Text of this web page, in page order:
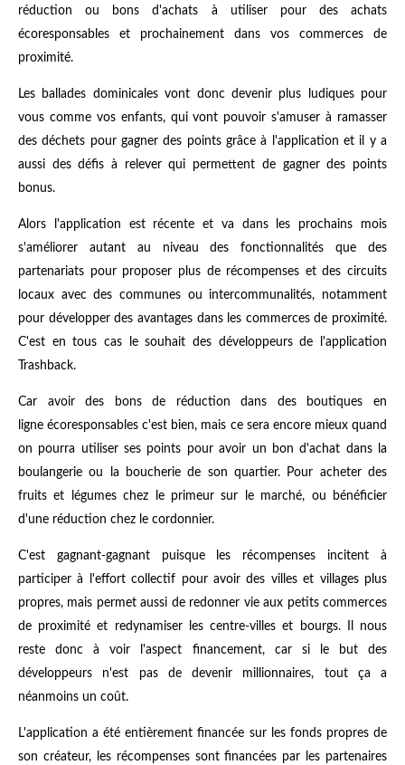
réduction ou bons d'achats à utiliser pour des achats
écoresponsables et prochainement dans vos commerces de
proximité.
Les ballades dominicales vont donc devenir plus ludiques pour
vous comme vos enfants, qui vont pouvoir s'amuser à ramasser
des déchets pour gagner des points grâce à l'application et il y a
aussi des défis à relever qui permettent de gagner des points
bonus.
Alors l'application est récente et va dans les prochains mois
s'améliorer autant au niveau des fonctionnalités que des
partenariats pour proposer plus de récompenses et des circuits
locaux avec des communes ou intercommunalités, notamment
pour développer des avantages dans les commerces de proximité.
C'est en tous cas le souhait des développeurs de l'application
Trashback.
Car avoir des bons de réduction dans des boutiques en
ligne écoresponsables c'est bien, mais ce sera encore mieux quand
on pourra utiliser ses points pour avoir un bon d'achat dans la
boulangerie ou la boucherie de son quartier. Pour acheter des
fruits et légumes chez le primeur sur le marché, ou bénéficier
d'une réduction chez le cordonnier.
C'est gagnant-gagnant puisque les récompenses incitent à
participer à l'effort collectif pour avoir des villes et villages plus
propres, mais permet aussi de redonner vie aux petits commerces
de proximité et redynamiser les centre-villes et bourgs. Il nous
reste donc à voir l'aspect financement, car si le but des
développeurs n'est pas de devenir millionnaires, tout ça a
néanmoins un coût.
L'application a été entièrement financée sur les fonds propres de
son créateur, les récompenses sont financées par les partenaires